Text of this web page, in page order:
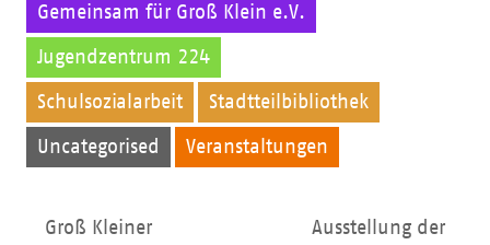
Gemeinsam für Groß Klein e.V.
Jugendzentrum 224
Schulsozialarbeit Stadtteilbibliothek
Uncategorised Veranstaltungen
Groß Kleiner
Ausstellung der